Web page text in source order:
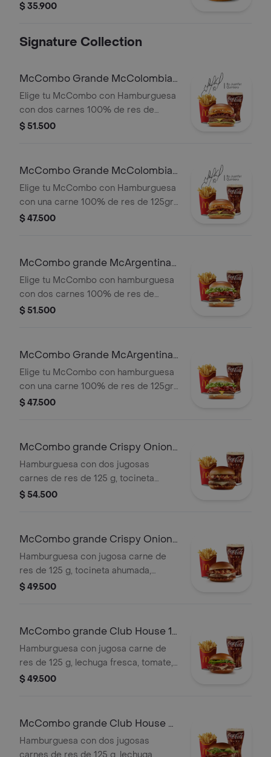
cremosa, lechuga fresca y tomate, en
$ 35.900
Signature Collection
McCombo Grande McColombia
2 Carnes
Elige tu McCombo con Hamburguesa
con dos carnes 100% de res de
125gr c/u, salsa chicharron, cebolla
con papas grandes y gaseosa grande
$ 51.500
McCombo Grande McColombia 1
Carne
Elige tu McCombo con Hamburguesa
con una carne 100% de res de 125gr
c/u, salsa chicharron, cebolla crispy,
papas grandes y gaseosa grande a
$ 47.500
McCombo grande McArgentina
2 Carnes
Elige tu McCombo con hamburguesa
con dos carnes 100% de res de
125gr c/u, salsa mayo chimichurri,
grandes y gaseosa grande a elegir.
$ 51.500
McCombo Grande McArgentina 1
Carne
Elige tu McCombo con hamburguesa
con una carne 100% de res de 125gr,
salsa mayo chimichurri, cebolla
gaseosa grande a elegir.
$ 47.500
McCombo grande Crispy Onion
Barbecue 2 Carnes
Hamburguesa con dos jugosas
carnes de res de 125 g, tocineta
ahumada, queso blanco cremoso,
Acompañada de papas fritas grandes
y bebida grande a elección.
$ 54.500
McCombo grande Crispy Onion
Barbecue 1 Carne
Hamburguesa con jugosa carne de
res de 125 g, tocineta ahumada,
queso blanco cremoso, cebolla
Acompañada de papas fritas grandes
y bebida grande a elección.
$ 49.500
McCombo grande Club House 1
Carne
Hamburguesa con jugosa carne de
res de 125 g, lechuga fresca, tomate,
cebolla grillada, tocineta ahumada,
Acompañada de papas fritas grandes
y bebida grande a elección.
$ 49.500
McCombo grande Club House 2
Carnes
Hamburguesa con dos jugosas